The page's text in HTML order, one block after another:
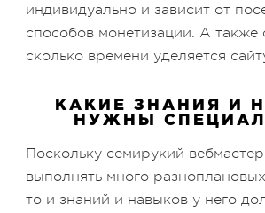
индивидуально и зависит от
способов монетизации. А также
сколько времени уделяется
КАКИЕ ЗНАНИЯ И
НУЖНЫ
Поскольку семирукий
выполнять много разноплановых
то и знаний и навыков у него